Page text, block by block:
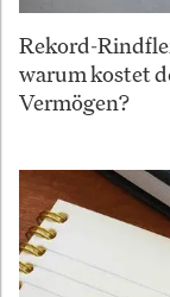
Rekord-
warum kostet
Vermögen?